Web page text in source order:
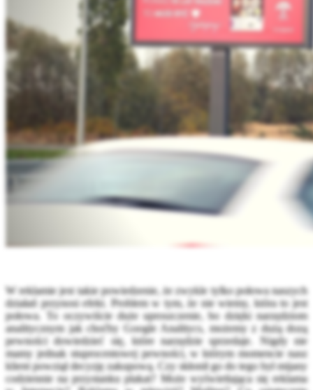
W reklamie jest takie powiedzenie, że zwykle tylko połowa naszych
działań przynosi efekt. Problem w tym, że nie wiemy, która to jest
połowa. To oczywiście duże uproszczenie, bo dzięki narzędziom
analitycznym jak choćby Google Analitycs, możemy z dużą dozą
pewności dowiedzieć się, które narzędzie sprzedaje. Nigdy nie
mamy jednak stuprocentowej pewności, w którym momencie nasz
klient powziął decyzję zakupową. Czy skłonił go do tego był mijany
codziennie na przystanku plakat? Może wyświetlająca się reklama